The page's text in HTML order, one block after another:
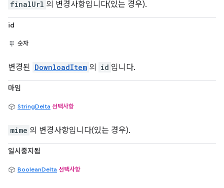
finalUrl 의 변경사항입니다(있는 경우).
id
숫자
변경된 DownloadItem 의 id 입니다.
마임
StringDelta 선택사항
mime 의 변경사항입니다(있는 경우).
일시중지됨
BooleanDelta 선택사항